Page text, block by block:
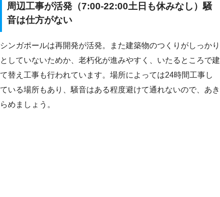
周辺工事が活発（7:00-22:00土日も休みなし）騒
音は仕方がない
シンガポールは再開発が活発。また建築物のつくりがしっかり
としていないためか、老朽化が進みやすく、いたるところで建
て替え工事も行われています。場所によっては24時間工事し
ている場所もあり、騒音はある程度避けて通れないので、あき
らめましょう。